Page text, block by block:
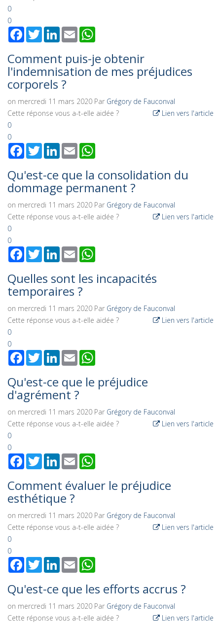
0
0
FacebookTwitterLinkedInEmail
Comment puis-je obtenir
l'indemnisation de mes préjudices
corporels ?
on mercredi 11 mars 2020 Par Grégory de Fauconval
Lien vers l'article
Cette réponse vous a-t-elle aidée ?
0
0
FacebookTwitterLinkedInEmail
Qu'est-ce que la consolidation du
dommage permanent ?
on mercredi 11 mars 2020 Par Grégory de Fauconval
Lien vers l'article
Cette réponse vous a-t-elle aidée ?
0
0
FacebookTwitterLinkedInEmail
Quelles sont les incapacités
temporaires ?
on mercredi 11 mars 2020 Par Grégory de Fauconval
Lien vers l'article
Cette réponse vous a-t-elle aidée ?
0
0
FacebookTwitterLinkedInEmail
Qu'est-ce que le préjudice
d'agrément ?
on mercredi 11 mars 2020 Par Grégory de Fauconval
Lien vers l'article
Cette réponse vous a-t-elle aidée ?
0
0
FacebookTwitterLinkedInEmail
Comment évaluer le préjudice
esthétique ?
on mercredi 11 mars 2020 Par Grégory de Fauconval
Lien vers l'article
Cette réponse vous a-t-elle aidée ?
0
0
FacebookTwitterLinkedInEmail
Qu'est-ce que les efforts accrus ?
on mercredi 11 mars 2020 Par Grégory de Fauconval
Lien vers l'article
Cette réponse vous a-t-elle aidée ?